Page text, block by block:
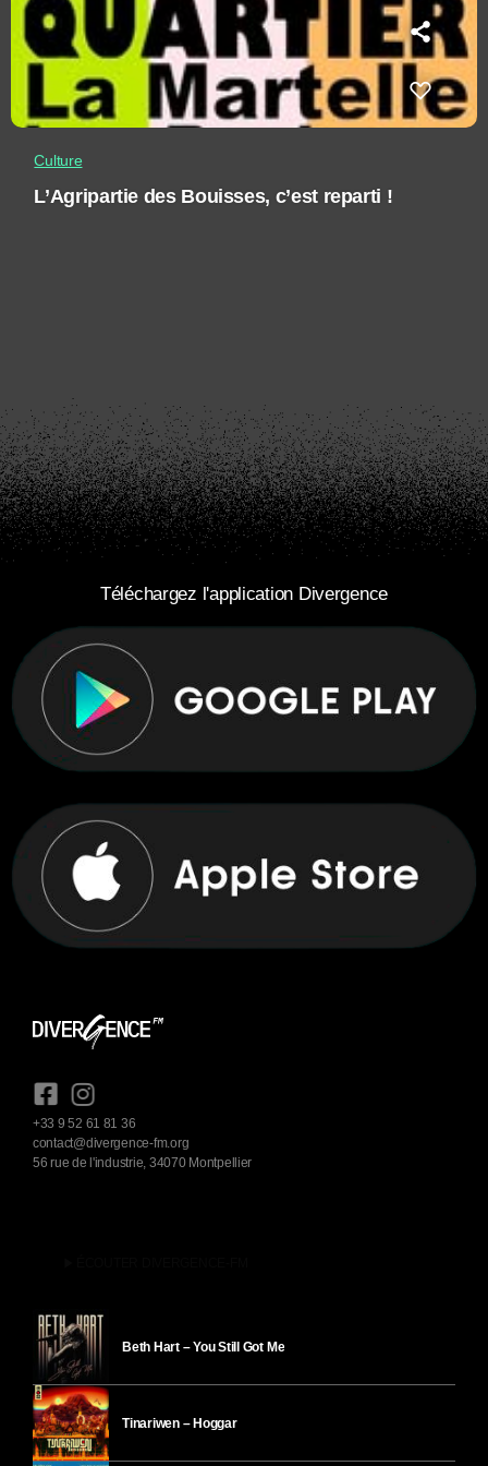
Culture
L’Agripartie des Bouisses, c’est reparti !
Téléchargez l'application Divergence
+33 9 52 61 81 36
contact@divergence-fm.org
56 rue de l'industrie, 34070 Montpellier
Beth Hart – You Still Got Me
Tinariwen – Hoggar